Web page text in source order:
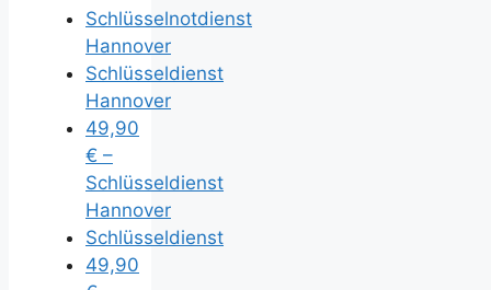
Schlüsselnotdienst
Hannover
Schlüsseldienst
Hannover
49,90
€ –
Schlüsseldienst
Hannover
Schlüsseldienst
49,90